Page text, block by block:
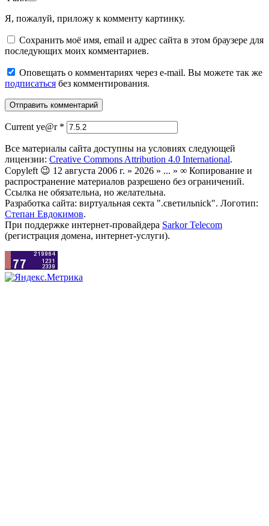
Я, пожалуй, приложу к комменту картинку.
Сохранить моё имя, email и адрес сайта в этом браузере для
последующих моих комментариев.
Оповещать о комментариях через e-mail. Вы можете так же
подписаться без комментирования.
Current ye@r *
Все материалы сайта доступны на условиях следующей
лицензии: Creative Commons Attribution 4.0 International.
Copyleft 😉 12 августа 2006 г. » 2026 » ... » ∞ Копирование и
распространение материалов разрешено без ограничений.
Ссылка не обязательна, но желательна.
Разработка сайта: виртуальная секта ".светильnick". Логотип:
Степан Евдокимов.
При поддержке интернет-провайдера Sarkor Telecom
(регистрация домена, интернет-услуги).